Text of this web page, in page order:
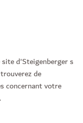
d'Steigenberger s
de
concernant votre